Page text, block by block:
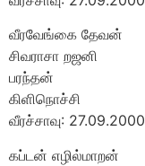
வீரவேங்கை தேவன்
சிவராசா றஜனி
பரந்தன்
கிளிநொச்சி
வீரச்சாவு: 27.09.2000
கப்டன் எழில்மாறன்